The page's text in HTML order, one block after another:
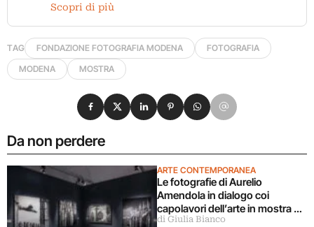
Scopri di più
TAG FONDAZIONE FOTOGRAFIA MODENA
FOTOGRAFIA
MODENA
MOSTRA
Da non perdere
ARTE CONTEMPORANEA
Le fotografie di Aurelio
Amendola in dialogo coi
capolavori dell’arte in mostra a
Milano
di Giulia Bianco
Condividi su Facebook
Condividi su X
Condividi su LinkedIn
Condividi su Pinterest
Condividi su WhatsApp
Condividi su Email